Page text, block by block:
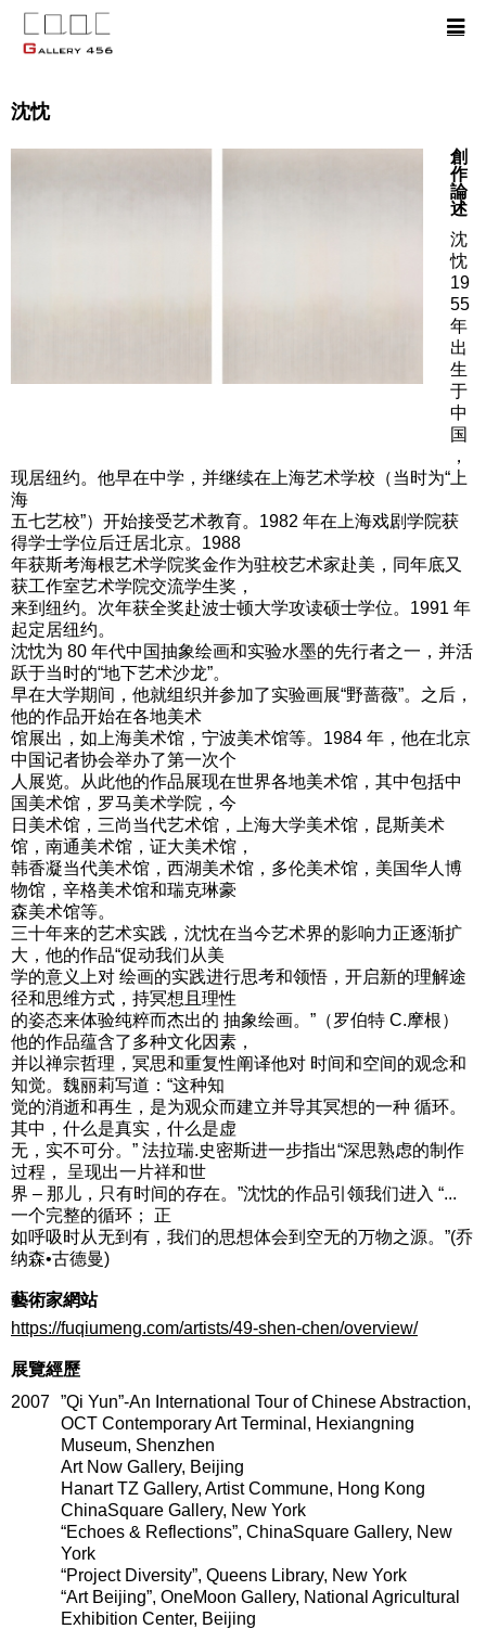
沈忱
創
作
論
述
沈
忱
19
55
年
出
生
于
中
国
，
现居纽约。他早在中学，并继续在上海艺术学校（当时为“上
海
五七艺校”）开始接受艺术教育。1982 年在上海戏剧学院获
得学士学位后迁居北京。1988
年获斯考海根艺术学院奖金作为驻校艺术家赴美，同年底又
获工作室艺术学院交流学生奖，
来到纽约。次年获全奖赴波士顿大学攻读硕士学位。1991 年
起定居纽约。
沈忱为 80 年代中国抽象绘画和实验水墨的先行者之一，并活
跃于当时的“地下艺术沙龙”。
早在大学期间，他就组织并参加了实验画展“野蔷薇”。之后，
他的作品开始在各地美术
馆展出，如上海美术馆，宁波美术馆等。1984 年，他在北京
中国记者协会举办了第一次个
人展览。从此他的作品展现在世界各地美术馆，其中包括中
国美术馆，罗马美术学院，今
日美术馆，三尚当代艺术馆，上海大学美术馆，昆斯美术
馆，南通美术馆，证大美术馆，
韩香凝当代美术馆，西湖美术馆，多伦美术馆，美国华人博
物馆，辛格美术馆和瑞克琳豪
森美术馆等。
三十年来的艺术实践，沈忱在当今艺术界的影响力正逐渐扩
大，他的作品“促动我们从美
学的意义上对 绘画的实践进行思考和领悟，开启新的理解途
径和思维方式，持冥想且理性
的姿态来体验纯粹而杰出的 抽象绘画。”（罗伯特 C.摩根）
他的作品蕴含了多种文化因素，
并以禅宗哲理，冥思和重复性阐译他对 时间和空间的观念和
知觉。魏丽莉写道：“这种知
觉的消逝和再生，是为观众而建立并导其冥想的一种 循环。
其中，什么是真实，什么是虚
无，实不可分。” 法拉瑞.史密斯进一步指出“深思熟虑的制作
过程， 呈现出一片祥和世
界 – 那儿，只有时间的存在。”沈忱的作品引领我们进入 “...
一个完整的循环； 正
如呼吸时从无到有，我们的思想体会到空无的万物之源。”(乔
纳森•古德曼)
藝術家網站
https://fuqiumeng.com/artists/49-shen-chen/overview/
展覽經歷
2007 ”Qi Yun”-An International Tour of Chinese Abstraction,
OCT Contemporary Art Terminal, Hexiangning
Museum, Shenzhen
Art Now Gallery, Beijing
Hanart TZ Gallery, Artist Commune, Hong Kong
ChinaSquare Gallery, New York
“Echoes & Reflections”, ChinaSquare Gallery, New
York
“Project Diversity”, Queens Library, New York
“Art Beijing”, OneMoon Gallery, National Agricultural
Exhibition Center, Beijing